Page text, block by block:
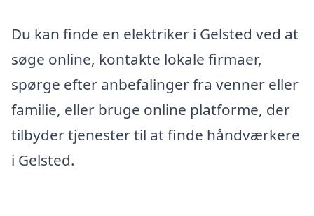
Du kan finde en elektriker i Gelsted ved at
søge online, kontakte lokale firmaer,
spørge efter anbefalinger fra venner eller
familie, eller bruge online platforme, der
tilbyder tjenester til at finde håndværkere
i Gelsted.